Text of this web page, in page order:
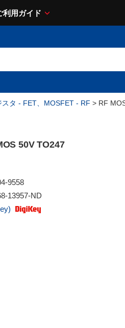
利用ガイド
スタ - FET、MOSFET - RF > RF
50V TO247
9558
13957-ND